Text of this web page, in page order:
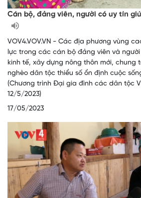
Cán bộ, đảng viên, người có uy tín
VOV4.VOV.VN - Các địa phương vùng
lực trong các cán bộ đảng viên và
kinh tế, xây dựng nông thôn mới, chung
nghèo dân tộc thiểu số ổn định cuộc
(Chương trình Đại gia đình các dân tộc
12/5/2023)
17/05/2023